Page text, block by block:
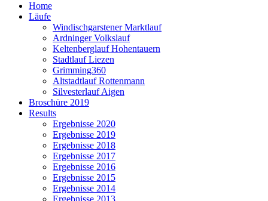
Home
Läufe
Windischgarstener Marktlauf
Ardninger Volkslauf
Keltenberglauf Hohentauern
Stadtlauf Liezen
Grimming360
Altstadtlauf Rottenmann
Silvesterlauf Aigen
Broschüre 2019
Results
Ergebnisse 2020
Ergebnisse 2019
Ergebnisse 2018
Ergebnisse 2017
Ergebnisse 2016
Ergebnisse 2015
Ergebnisse 2014